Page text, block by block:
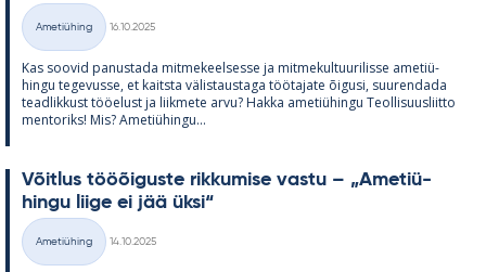
Kategooriad
Ametiühing
16.10.2025
Kas soo­vid pa­nus­tada mit­me­keel­sesse ja mit­me­kul­tuu­ri­lisse ame­tiü­
hingu te­ge­vusse, et kaitsta vä­lis­taus­taga töö­ta­jate õi­gusi, suu­ren­dada
tead­lik­kust töö­elust ja liik­mete arvu? Hakka ame­tiü­hingu Teol­li­suus­liitto
men­to­riks! Mis? Ame­tiü­hingu...
Võit­lus tööõi­guste rik­ku­mise vastu – „Ame­tiü­
hingu liige ei jää üksi“
Kategooriad
Ametiühing
14.10.2025